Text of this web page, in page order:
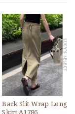
Back Slit Wrap Long
Skirt A1786